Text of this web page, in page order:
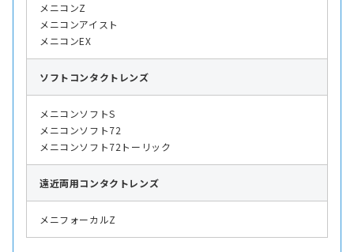
メニコンZ
メニコンアイスト
メニコンEX
ソフト コンタクトレンズ
メニコンソフトS
メニコンソフト72
メニコンソフト72トーリック
遠近両用コンタクトレンズ
メニフォーカルZ